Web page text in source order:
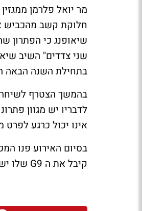
מר יואל פלרמן
חלוקת קשב מהכביש
שיאופנג כי הפתרון
שני צדדים" השיב
בתחילת השנה הבאה
בהמשך הצטרף לשיחה
לדבריו יש מגוון
אינו יכול כרגע לפרט
קיבל את ה G9 שלו